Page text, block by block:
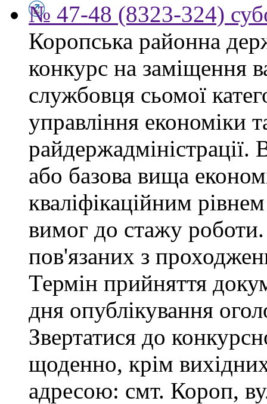
№ 47-48 (8323-324)
Коропська районна
конкурс на заміщення
службовця сьомої
управління економіки
або базова вища
кваліфікаційним
вимог до стажу
пов'язаних з
Термін прийняття
дня опублікування
Звертатися до
щоденно, крім
адресою: смт. Короп,